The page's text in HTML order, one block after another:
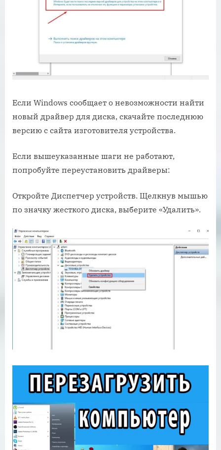
Если Windows сообщает о невозможности найти
новый драйвер для диска, скачайте последнюю
версию с сайта изготовителя устройства.
Если вышеуказанные шаги не работают,
попробуйте переустановить драйверы:
Откройте Диспетчер устройств. Щелкнув мышью
по значку жесткого диска, выберите «Удалить».